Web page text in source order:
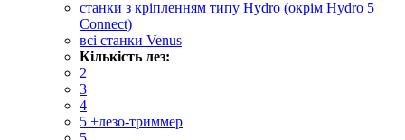
станки з кріпленням типу Hydro (окрім Hydro 5
Connect)
всі станки Venus
Кількість лез:
2
3
4
5 +лезо-триммер